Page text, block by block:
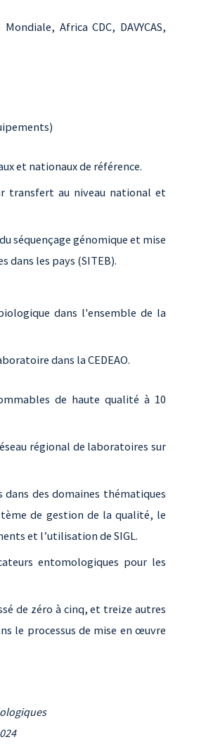
Africa CDC, DAVYCAS,
et nationaux de référence.
transfert au niveau national et
séquençage génomique et mise
les pays (SITEB).
dans l'ensemble de la
dans la CEDEAO.
de haute qualité à 10
régional de laboratoires sur
des domaines thématiques
de gestion de la qualité, le
et l’utilisation de SIGL.
entomologiques pour les
de zéro à cinq, et treize autres
le processus de mise en œuvre